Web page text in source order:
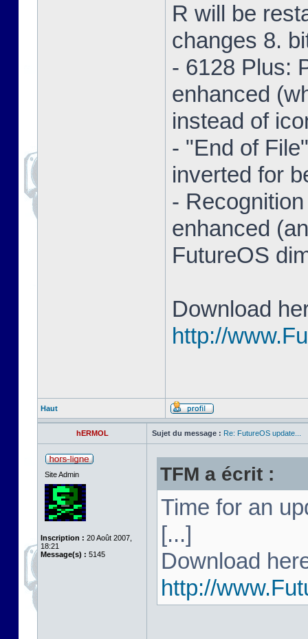
R will be
changes 8.
- 6128 Plus:
enhanced
instead of
- "End of
inverted for
-
enhanced
FutureOS
Download
http://
Haut
hERMOL Sujet du message : Re: FutureOS update...
Site Admin
Inscription : 20 Août 2007,
18:21
Message(s) : 5145
TFM a écrit :
Time for an
[...]
Download
http://